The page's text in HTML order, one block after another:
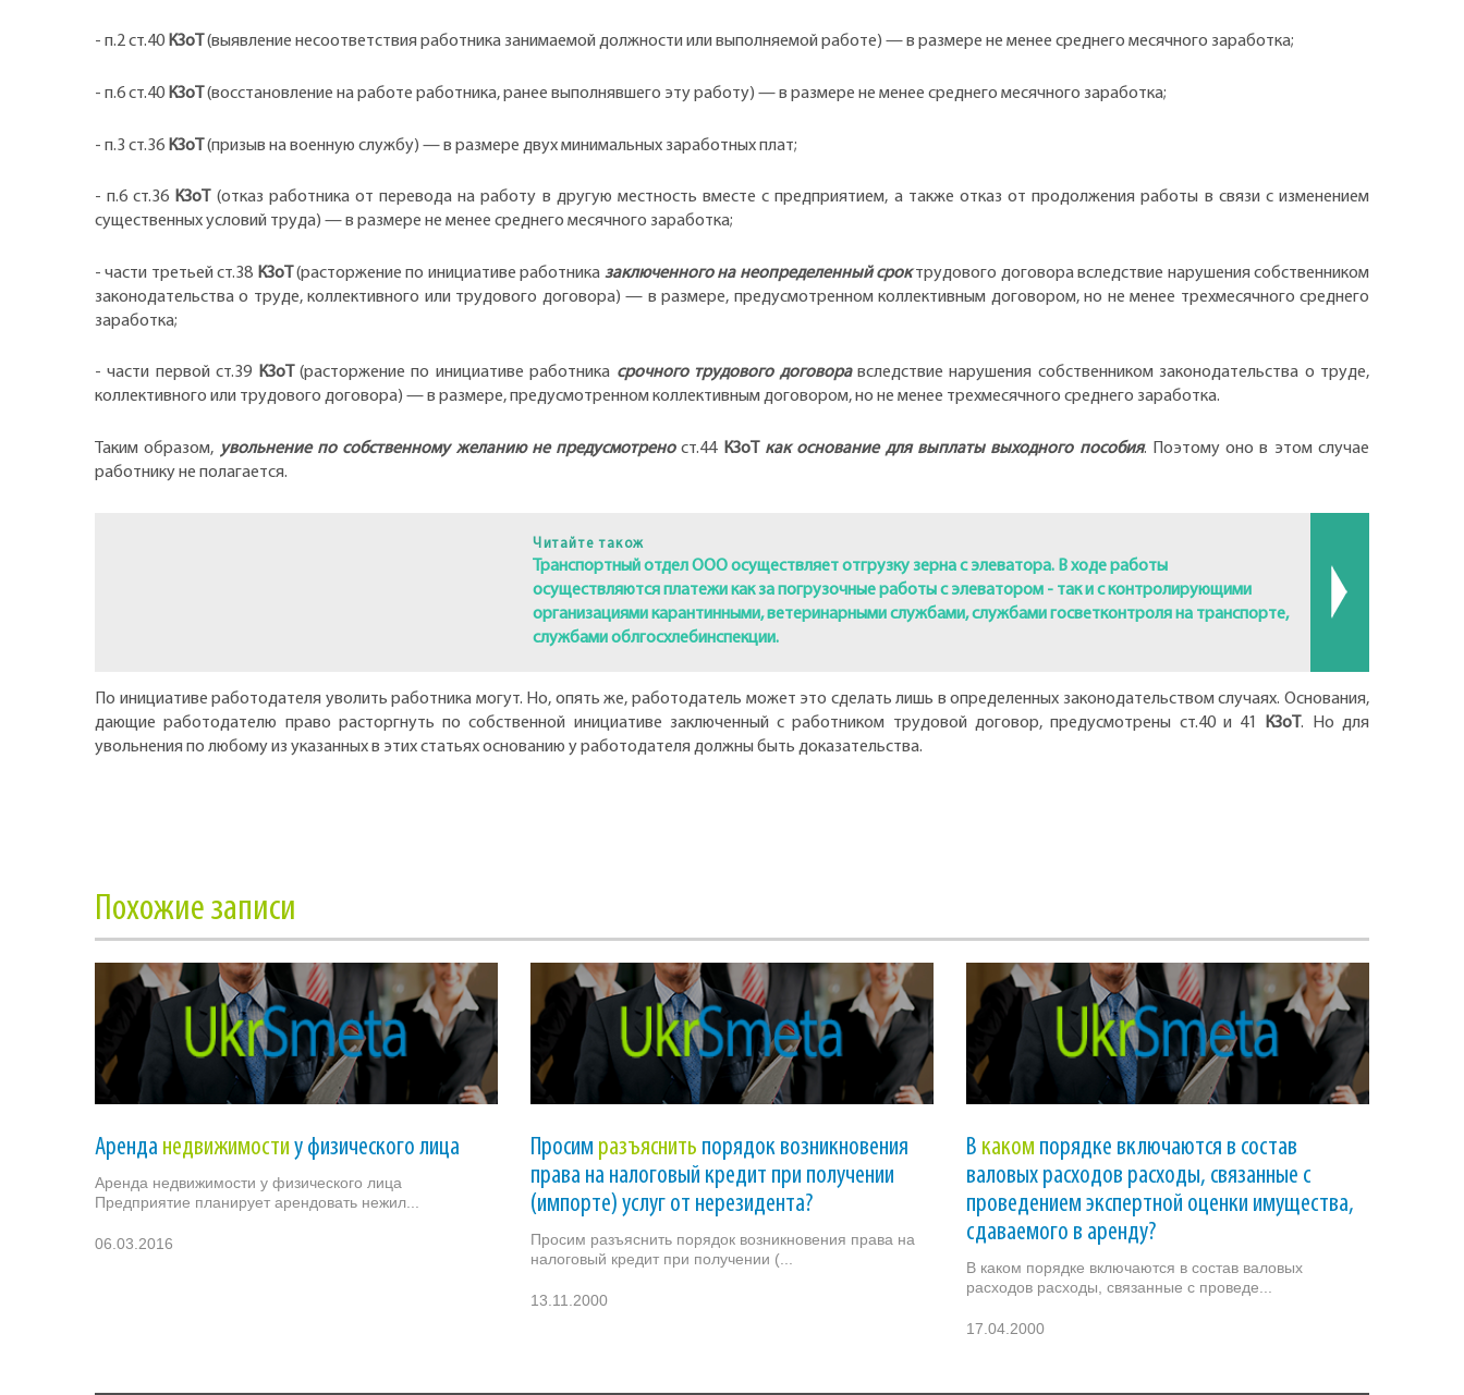
- п.2 ст.40 КЗоТ (выявление несоответствия работника занимаемой должности или выполняемой работе) — в размере не менее среднего месячного заработка;
- п.6 ст.40 КЗоТ (восстановление на работе работника, ранее выполнявшего эту работу) — в размере не менее среднего месячного заработка;
- п.3 ст.36 КЗоТ(призыв на военную службу) — в размере двух минимальных заработных плат;
- п.6 ст.36 КЗоТ (отказ работника от перевода на работу в другую местность вместе с предприятием, а также отказ от продолжения работы в связи с изменением
существенных условий труда) — в размере не менее среднего месячного заработка;
- части третьей ст.38 КЗоТ(расторжение по инициативе работника заключенного на неопределенный сроктрудового договора вследствие нарушения собственником
законодательства о труде, коллективного или трудового договора) — в размере, предусмотренном коллективным договором, но не менее трехмесячного среднего
заработка;
- части первой ст.39 КЗоТ(расторжение по инициативе работника срочного трудового договоравследствие нарушения собственником законодательства о труде,
коллективного или трудового договора) — в размере, предусмотренном коллективным договором, но не менее трехмесячного среднего заработка.
Таким образом, увольнение по собственному желанию не предусмотреност.44 КЗоТ как основание для выплаты выходного пособия. Поэтому оно в этом случае
работнику не полагается.
Читайте також
Транспортный отдел ООО осуществляет отгрузку зерна с элеватора. В ходе работы
осуществляются платежи как за погрузочные работы с элеватором - так и с контролирующими
организациями карантинными, ветеринарными службами, службами госветконтроля на транспорте,
службами облгосхлебинспекции.
По инициативе работодателя уволить работника могут. Но, опять же, работодатель может это сделать лишь в определенных законодательством случаях. Основания,
дающие работодателю право расторгнуть по собственной инициативе заключенный с работником трудовой договор, предусмотрены ст.40 и 41
КЗоТ. Но для
увольнения по любому из указанных в этих статьях основанию у работодателя должны быть доказательства.
Похожие записи
Аренда недвижимости у физического лица
Аренда недвижимости у физического лица
Предприятие планирует арендовать нежил...
06.03.2016
Просим разъяснить порядок возникновения
права на налоговый кредит при получении
(импорте) услуг от нерезидента?
Просим разъяснить порядок возникновения права на
налоговый кредит при получении (...
13.11.2000
В каком порядке включаются в состав
валовых расходов расходы, связанные с
проведением экспертной оценки имущества,
сдаваемого в аренду?
В каком порядке включаются в состав валовых
расходов расходы, связанные с проведе...
17.04.2000